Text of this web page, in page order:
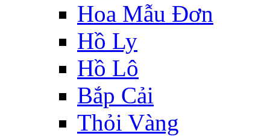
Hoa Mẫu Đơn
Hồ Ly
Hồ Lô
Bắp Cải
Thỏi Vàng